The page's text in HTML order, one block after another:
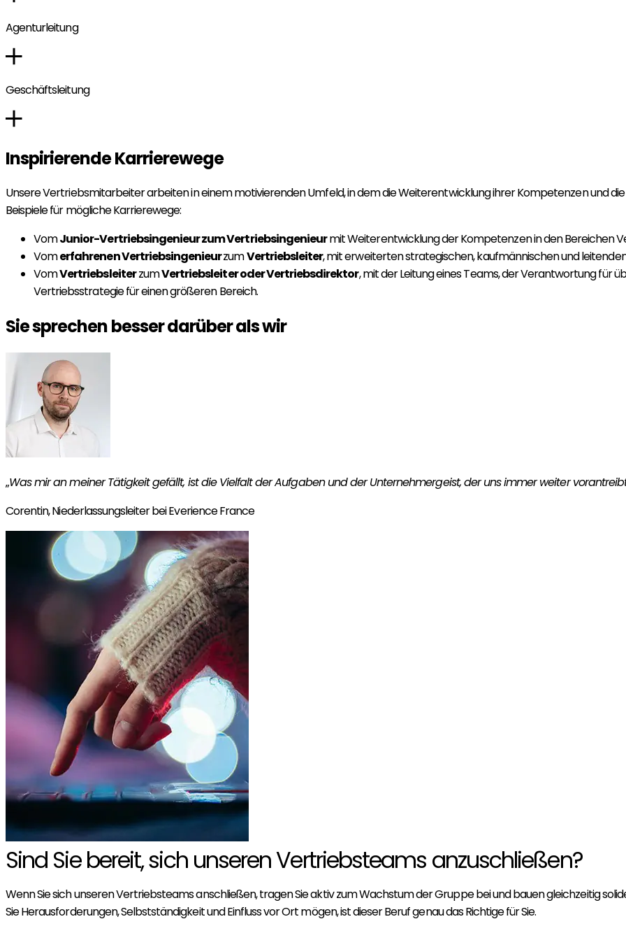
Agenturleitung
Geschäftsleitung
Inspirierende Karrierewege
Unsere Vertriebsmitarbeiter arbeiten in einem motivierenden Umfeld, in dem die Weiterentwicklung ihrer Kompetenzen und
Beispiele für mögliche Karrierewege:
VomJunior-Vertriebsingenieur zum Vertriebsingenieurmit Weiterentwicklung der Kompetenzen in den Bereichen
Vomerfahrenen VertriebsingenieurzumVertriebsleiter, mit erweiterten strategischen, kaufmännischen und
VomVertriebsleiterzumVertriebsleiter oder Vertriebsdirektor, mit der Leitung eines Teams, der Verantwortung für
Vertriebsstrategie für einen größeren Bereich.
Sie sprechen besser darüber als wir
„Was mir an meiner Tätigkeit gefällt, ist die Vielfalt der Aufgaben und der Unternehmergeist, der uns immer weiter
Corentin,Niederlassungsleiter bei Everience France
Sind Sie bereit, sich unseren Vertriebsteams anzuschließen?
Wenn Sie sich unseren Vertriebsteams anschließen, tragen Sie aktiv zum Wachstum der Gruppe bei und bauen gleichzeitig
Sie Herausforderungen, Selbstständigkeit und Einfluss vor Ort mögen, ist dieser Beruf genau das Richtige für Sie.